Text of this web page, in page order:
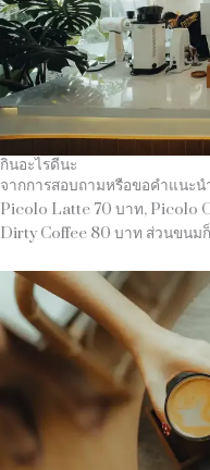
กินอะไรดีนะ
จากการสอบถามหรือขอคำแนะ
Picolo Latte 70 บาท, Picolo
Dirty Coffee 80 บาท ส่วนขนม